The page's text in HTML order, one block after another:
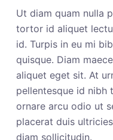
Ut diam quam nulla
tortor id aliquet
id. Turpis in eu mi
quisque. Diam
aliquet eget sit. At
pellentesque id nibh
ornare arcu odio ut
placerat duis
diam sollicitudin.